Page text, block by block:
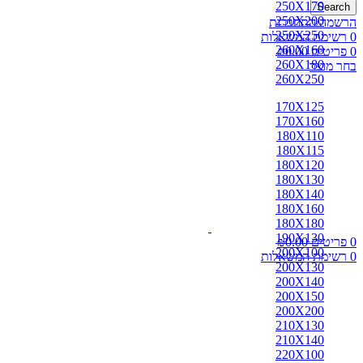
Search
הרשמה/התחברות
0 רשימת המשאלות
0 פריטים ₪0.00
בחר מוצר
0 פריטים ₪0.00
0 רשימת המשאלות
250X170
250X200
250X250
260X160
260X180
260X250
170X125
170X160
180X110
180X115
180X120
180X130
180X140
180X160
180X180
190X130
200X100
200X130
200X140
200X150
200X200
210X130
210X140
220X100